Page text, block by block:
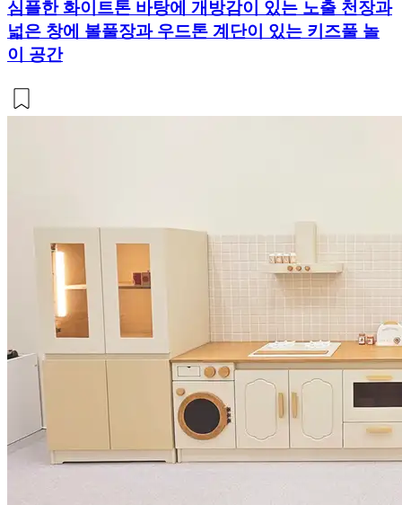
심플한 화이트톤 바탕에 개방감이 있는 노출 천장과
넓은 창에 볼풀장과 우드톤 계단이 있는 키즈풀 놀
이 공간